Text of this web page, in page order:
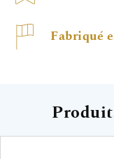
Fabriqué